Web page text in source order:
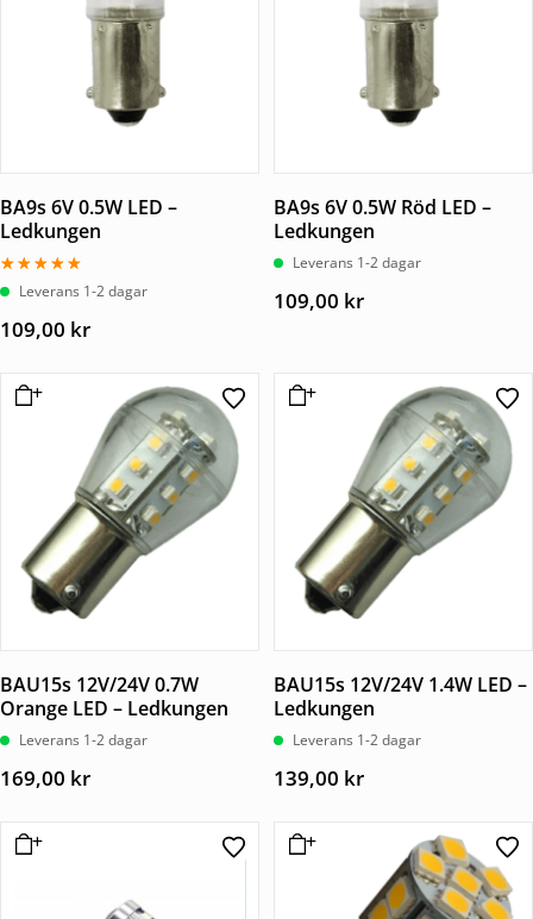
BA9s 6V 0.5W LED –
Ledkungen
Betygsatt
5.00Leverans 1-2 dagar
109,00 kr
BA9s 6V 0.5W Röd LED –
Ledkungen
Leverans 1-2 dagar
109,00 kr
BAU15s 12V/24V 0.7W
Orange LED – Ledkungen
Leverans 1-2 dagar
169,00 kr
BAU15s 12V/24V 1.4W LED –
Ledkungen
Leverans 1-2 dagar
139,00 kr